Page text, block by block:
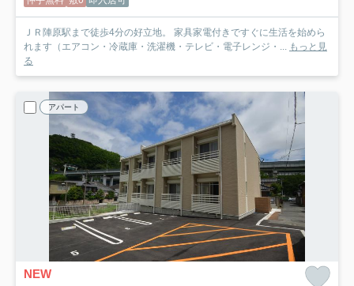
ＪＲ陣原駅まで徒歩4分の好立地。 家具家電付きですぐに生活を始めら
れます（エアコン・冷蔵庫・洗濯機・テレビ・電子レンジ・... もっと見
る
アパート
NEW